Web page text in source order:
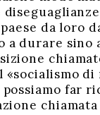
da loro
a durare
far